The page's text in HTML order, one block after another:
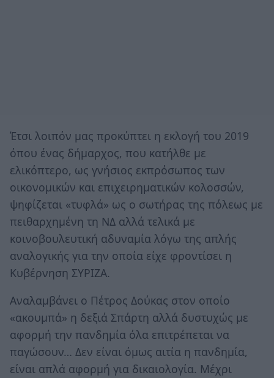
Έτσι λοιπόν μας προκύπτει η εκλογή του 2019
όπου ένας δήμαρχος, που κατήλθε με
ελικόπτερο, ως γνήσιος εκπρόσωπος των
οικονομικών και επιχειρηματικών κολοσσών,
ψηφίζεται «τυφλά» ως ο σωτήρας της πόλεως με
πειθαρχημένη τη ΝΔ αλλά τελικά με
κοινοβουλευτική αδυναμία λόγω της απλής
αναλογικής για την οποία είχε φροντίσει η
Κυβέρνηση ΣΥΡΙΖΑ.
Αναλαμβάνει ο Πέτρος Δούκας στον οποίο
«ακουμπά» η δεξιά Σπάρτη αλλά δυστυχώς με
αφορμή την πανδημία όλα επιτρέπεται να
παγώσουν… Δεν είναι όμως αιτία η πανδημία,
είναι απλά αφορμή για δικαιολογία. Μέχρι